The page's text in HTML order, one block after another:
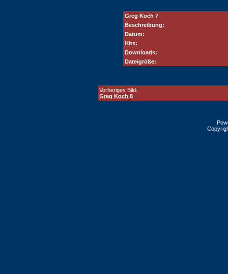
Greg Koch 7
Beschreibung:
Datum:
Hits:
Downloads:
Dateigröße:
Vorheriges Bild:
Greg Koch 8